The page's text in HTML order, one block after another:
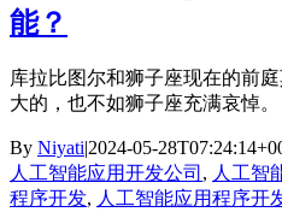
能？
库拉比图尔和狮子座现在的前
大的，也不如狮子座充满哀悼。
By Niyati|2024-05-
人工智能应用开发公司 , 人工智
程序开发, 人工智能应用程序开